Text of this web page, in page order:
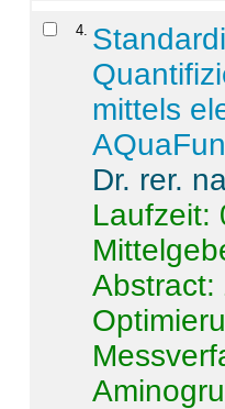
4
mittels
Dr. rer.
Laufzeit:
Abstract: